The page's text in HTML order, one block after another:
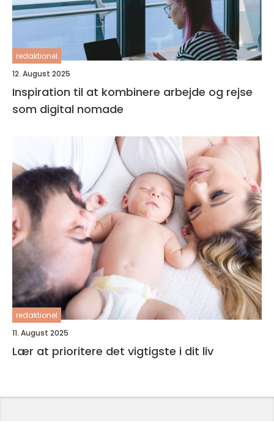
redaktionel
12. August 2025
Inspiration til at kombinere arbejde og rejse
som digital nomade
redaktionel
11. August 2025
Lær at prioritere det vigtigste i dit liv